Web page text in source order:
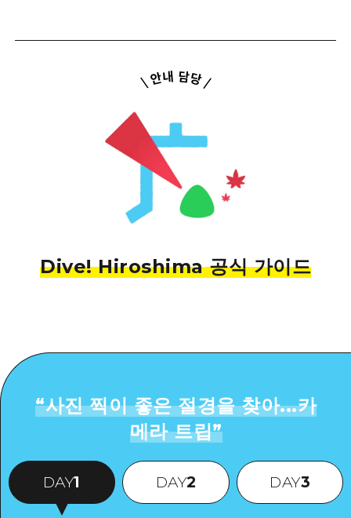
Dive! Hiroshima 공식 가이드
“사진 찍이 좋은 절경을 찾아...카
메라 트립”
DAY1 DAY2 DAY3